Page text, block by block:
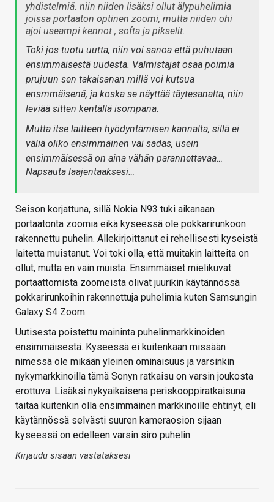
yhdistelmiä. niin niiden lisäksi ollut älypuhelimia
joissa portaaton optinen zoomi, mutta niiden ohi
ajoi useampi kennot , softa ja pikselit.
Toki jos tuotu uutta, niin voi sanoa että puhutaan
ensimmäisestä uudesta. Valmistajat osaa poimia
prujuun sen takaisanan millä voi kutsua
ensmmäisenä, ja koska se näyttää täytesanalta, niin
leviää sitten kentällä isompana.
Mutta itse laitteen hyödyntämisen kannalta, sillä ei
väliä oliko ensimmäinen vai sadas, usein
ensimmäisessä on aina vähän parannettavaa…
Napsauta laajentaaksesi…
Seison korjattuna, sillä Nokia N93 tuki aikanaan
portaatonta zoomia eikä kyseessä ole pokkarirunkoon
rakennettu puhelin. Allekirjoittanut ei rehellisesti kyseistä
laitetta muistanut. Voi toki olla, että muitakin laitteita on
ollut, mutta en vain muista. Ensimmäiset mielikuvat
portaattomista zoomeista olivat juurikin käytännössä
pokkarirunkoihin rakennettuja puhelimia kuten Samsungin
Galaxy S4 Zoom.
Uutisesta poistettu maininta puhelinmarkkinoiden
ensimmäisestä. Kyseessä ei kuitenkaan missään
nimessä ole mikään yleinen ominaisuus ja varsinkin
nykymarkkinoilla tämä Sonyn ratkaisu on varsin joukosta
erottuva. Lisäksi nykyaikaisena periskooppiratkaisuna
taitaa kuitenkin olla ensimmäinen markkinoille ehtinyt, eli
käytännössä selvästi suuren kameraosion sijaan
kyseessä on edelleen varsin siro puhelin.
Kirjaudu sisään vastataksesi